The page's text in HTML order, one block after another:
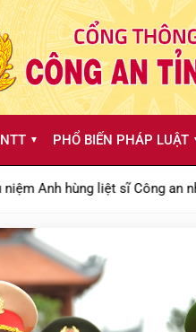
▼ PHỔ BIẾN PHÁP LUẬT
Công an nhân dân Bùi Thị Cúc